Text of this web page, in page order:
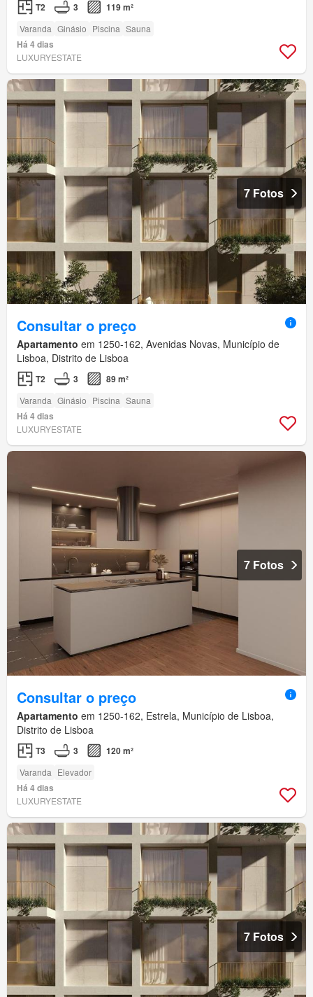
T2 3 119 m²
Varanda Ginásio Piscina Sauna
Há 4 dias
LUXURYESTATE
7 Fotos
Consultar o preço
Apartamento em 1250-162, Avenidas Novas, Município de
Lisboa, Distrito de Lisboa
T2 3 89 m²
Varanda Ginásio Piscina Sauna
Há 4 dias
LUXURYESTATE
7 Fotos
Consultar o preço
Apartamento em 1250-162, Estrela, Município de Lisboa,
Distrito de Lisboa
T3 3 120 m²
Varanda Elevador
Há 4 dias
LUXURYESTATE
7 Fotos